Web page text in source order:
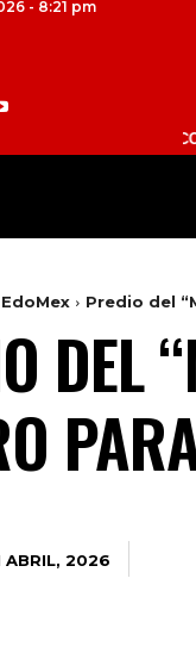
- 8:21 pm
| ATLACOMULCO
EdoMex Predio del
DEL
ABRIL, 2026